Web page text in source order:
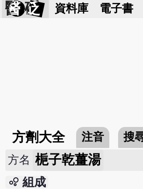
醫 砭 資料庫 電子書
方劑大全 注音 搜
方名 梔子乾薑湯
bubble_chart 組成